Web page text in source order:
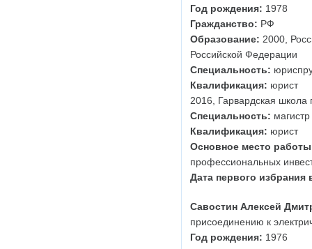
Год рождения: 1978
Гражданство: РФ
Образование: 2000,
Российской Федерации
Специальность:
Квалификация: юрист
2016, Гарвардская
Специальность:
Квалификация: юрист
Основное место
профессиональных
Дата первого избрания
Савостин Алексей
присоединению к
Год рождения: 1976